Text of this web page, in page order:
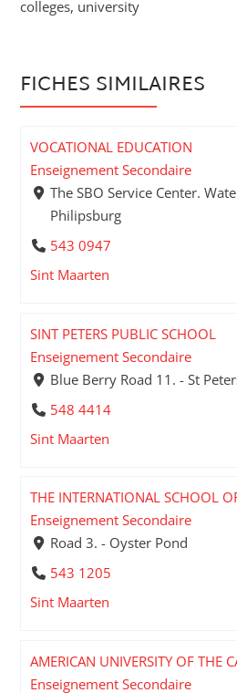
colleges, university
FICHES SIMILAIRES
VOCATIONAL EDUCATION
Enseignement Secondaire
The SBO Service Center.
Philipsburg
543 0947
Sint Maarten
SINT PETERS PUBLIC SCHOOL
Enseignement Secondaire
Blue Berry Road 11. - St
548 4414
Sint Maarten
THE INTERNATIONAL SCHOOL
Enseignement Secondaire
Road 3. - Oyster Pond
543 1205
Sint Maarten
AMERICAN UNIVERSITY OF THE
Enseignement Secondaire